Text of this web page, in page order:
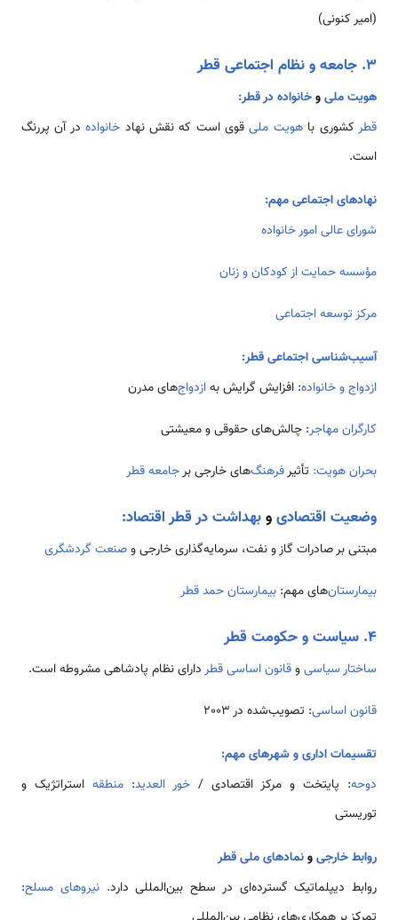
(امیر کنونی)
۳. جامعه و نظام اجتماعی قطر
هویت ملیوخانواده در قطر:
قطرکشوری باهویت ملیقوی است که نقش نهاد خانوادهدر آن پررنگ
است.
نهادهای اجتماعی مهم:
شورای عالی امور خانواده
مؤسسه حمایت از کودکان و زنان
مرکز توسعه اجتماعی
آسیب‌شناسی اجتماعی قطر:
ازدواج و خانواده: افزایش گرایش بهازدواج‌های مدرن
کارگران مهاجر: چالش‌های حقوقی و معیشتی
بحران هویت: تأثیرفرهنگ‌های خارجی برجامعهقطر
وضعیت اقتصادیوبهداشت در قطر اقتصاد:
مبتنی بر صادرات گاز و نفت، سرمایه‌گذاری خارجی وصنعت گردشگری
بیمارستان‌های مهم: بیمارستان حمدقطر
۴. سیاست و حکومت قطر
ساختار سیاسیوقانون اساسی قطردارای نظام پادشاهی مشروطه است.
قانون اساسی: تصویب‌شده در 2003
تقسیمات اداری و شهرهای مهم:
دوحه: پایتخت و مرکز اقتصادی / خور العدید: منطقه استراتژیک و
توریستی
روابط خارجیونمادهای ملی قطر
روابط دیپلماتیک گسترده‌ای در سطح بین‌المللی دارد.نیروهای مسلح: